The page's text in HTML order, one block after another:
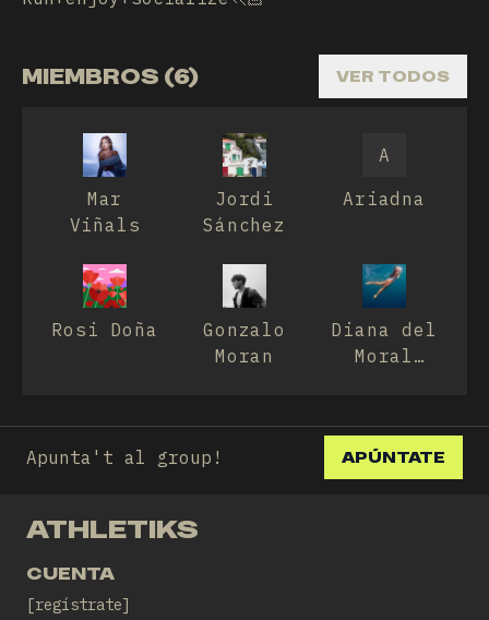
MIEMBROS (6) VER TODOS
Mar
Viñals
Jordi
Sánchez
A
Ariadna
Rosi Doña
Gonzalo
Moran
Diana del
Moral
Apunta't al group! APÚNTATE
ATHLETIKS
CUENTA
regístrate